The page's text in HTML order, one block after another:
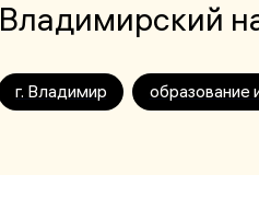
Владимирский
г. Владимир образование